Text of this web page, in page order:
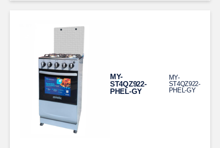
MY-
ST4QZ922-
PHEL-GY
MY-
ST4QZ922-
PHEL-GY